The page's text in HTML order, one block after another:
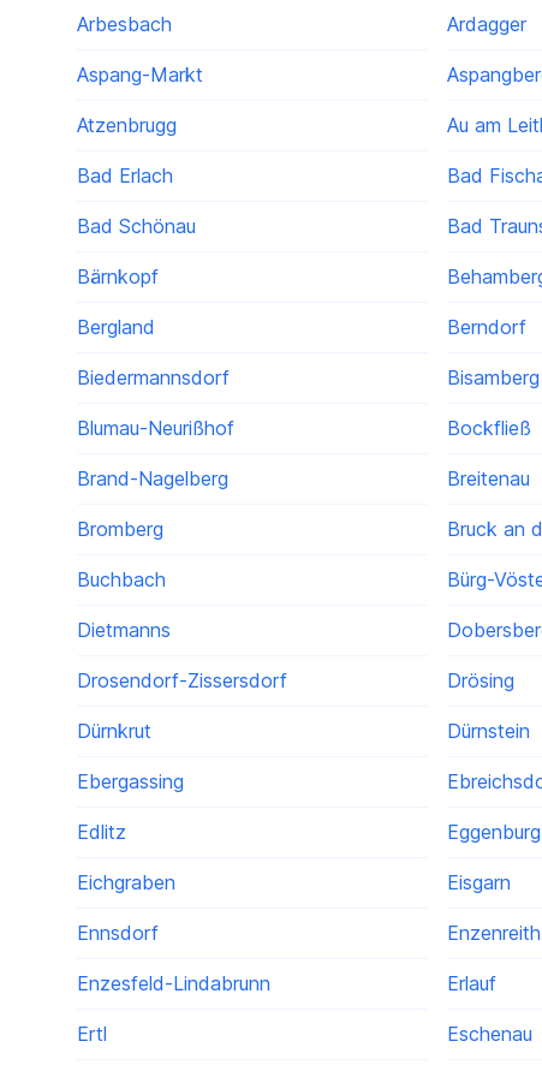
Arbesbach Ardagger
Aspang-Markt
Atzenbrugg Au am
Bad Erlach Bad
Bad Schönau Bad
Bärnkopf
Bergland Berndorf
Biedermannsdorf Bisamberg
Blumau-Neurißhof Bockfließ
Brand-Nagelberg Breitenau
Bromberg Bruck an
Buchbach Bürg-
Dietmanns
Drosendorf-Zissersdorf Drösing
Dürnkrut Dürnstein
Ebergassing
Edlitz Eggenburg
Eichgraben Eisgarn
Ennsdorf Enzenreith
Enzesfeld-Lindabrunn Erlauf
Ertl Eschenau